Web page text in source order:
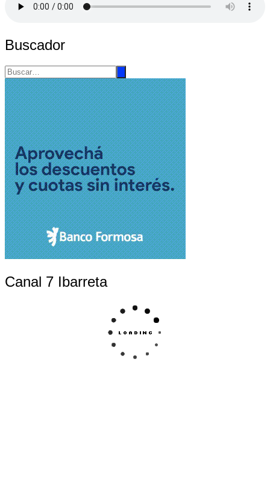
Buscador
Canal 7 Ibarreta